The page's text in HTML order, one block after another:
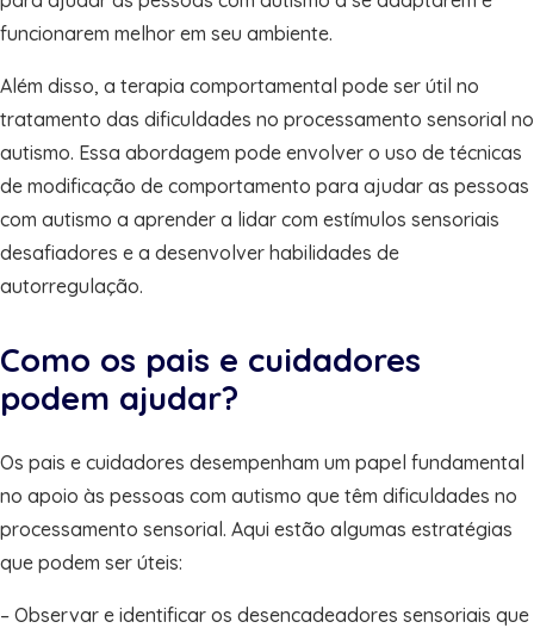
funcionarem melhor em seu ambiente.
Além disso, a terapia comportamental pode ser útil no
tratamento das dificuldades no processamento sensorial no
autismo. Essa abordagem pode envolver o uso de técnicas
de modificação de comportamento para ajudar as pessoas
com autismo a aprender a lidar com estímulos sensoriais
desafiadores e a desenvolver habilidades de
autorregulação.
Como os pais e cuidadores
podem ajudar?
Os pais e cuidadores desempenham um papel fundamental
no apoio às pessoas com autismo que têm dificuldades no
processamento sensorial. Aqui estão algumas estratégias
que podem ser úteis:
– Observar e identificar os desencadeadores sensoriais que